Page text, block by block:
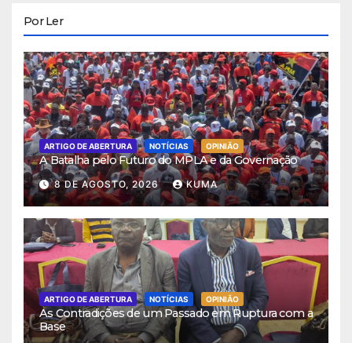
Por Ler
ARTIGO DE ABERTURA NOTÍCIAS OPINIÃO
A Batalha pelo Futuro do MPLA e da Governação
8 DE AGOSTO, 2026 KUMA
ARTIGO DE ABERTURA NOTÍCIAS OPINIÃO
As Contradições de um Passado em Ruptura com a
Base